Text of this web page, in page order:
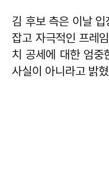
김 후보 측은 이날
잡고 자극적인 프레
치 공세에 대한 엄중
사실이 아니라고 밝